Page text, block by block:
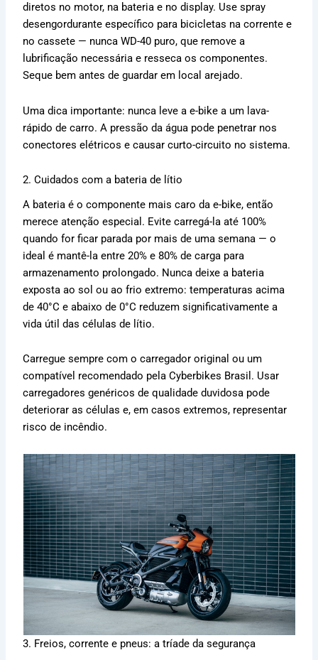
diretos no motor, na bateria e no display. Use spray
desengordurante específico para bicicletas na corrente e
no cassete — nunca WD-40 puro, que remove a
lubrificação necessária e resseca os componentes.
Seque bem antes de guardar em local arejado.
Uma dica importante: nunca leve a e-bike a um lava-
rápido de carro. A pressão da água pode penetrar nos
conectores elétricos e causar curto-circuito no sistema.
2. Cuidados com a bateria de lítio
A bateria é o componente mais caro da e-bike, então
merece atenção especial. Evite carregá-la até 100%
quando for ficar parada por mais de uma semana — o
ideal é mantê-la entre 20% e 80% de carga para
armazenamento prolongado. Nunca deixe a bateria
exposta ao sol ou ao frio extremo: temperaturas acima
de 40°C e abaixo de 0°C reduzem significativamente a
vida útil das células de lítio.
Carregue sempre com o carregador original ou um
compatível recomendado pela Cyberbikes Brasil. Usar
carregadores genéricos de qualidade duvidosa pode
deteriorar as células e, em casos extremos, representar
risco de incêndio.
3. Freios, corrente e pneus: a tríade da segurança